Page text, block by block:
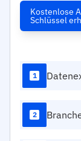
Kostenlose
Schlüssel
1
2